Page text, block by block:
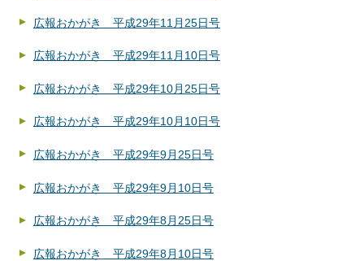
広報おかがき 平成29年11月25日号
広報おかがき 平成29年11月10日号
広報おかがき 平成29年10月25日号
広報おかがき 平成29年10月10日号
広報おかがき 平成29年9月25日号
広報おかがき 平成29年9月10日号
広報おかがき 平成29年8月25日号
広報おかがき 平成29年8月10日号